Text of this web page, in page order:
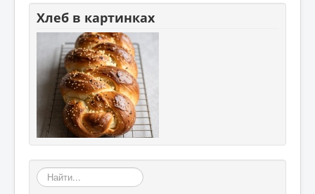
Хлеб в картинках
«Земля
–